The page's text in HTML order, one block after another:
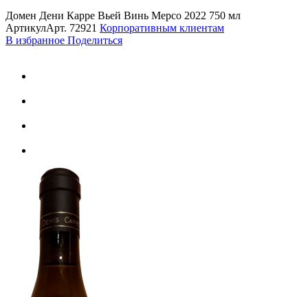
Домен Дени Карре Вьей Винь Мерсо 2022 750 мл
АртикулАрт. 72921 Корпоративным клиентам
В избранное Поделиться